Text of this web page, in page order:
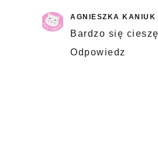
AGNIESZKA KANIUK
Bardzo się
Odpowiedz